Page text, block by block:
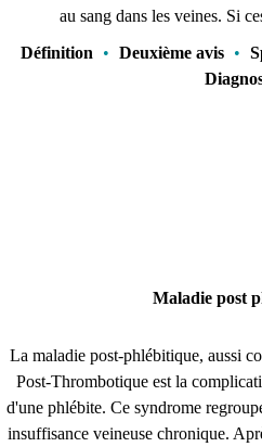
au sang dans les veines. Si
Définition
• Deuxième avis •
Maladie post
La maladie post-phlébitique, aussi
Post-Thrombotique est la
d'une phlébite. Ce syndrome
insuffisance veineuse chronique.